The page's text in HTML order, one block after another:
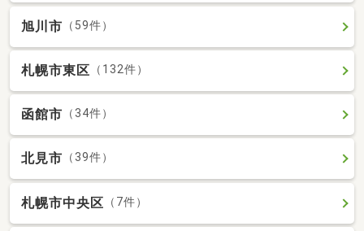
旭川市 （59件）
札幌市東区 （132件）
函館市 （34件）
北見市 （39件）
札幌市中央区 （7件）